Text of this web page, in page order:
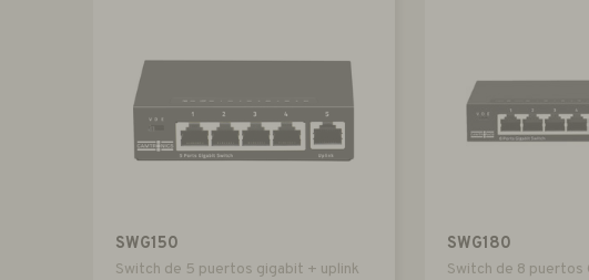
SWG150
Switch de 5 puertos gigabit + uplink
SWG180
Switch de 8 puertos